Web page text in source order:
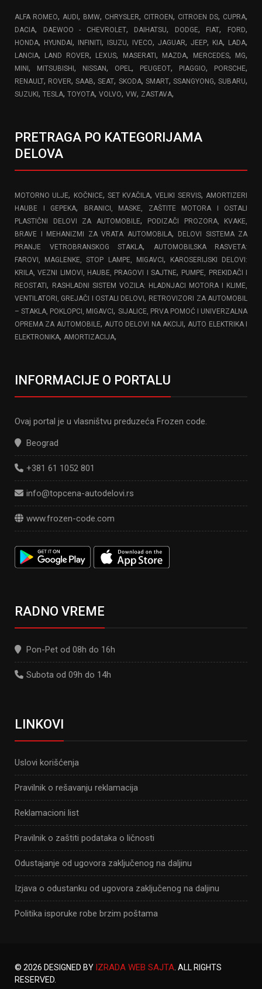
ALFA ROMEO, AUDI, BMW, CHRYSLER, CITROEN, CITROEN DS, CUPRA,
DACIA, DAEWOO - CHEVROLET, DAIHATSU, DODGE, FIAT, FORD,
HONDA, HYUNDAI, INFINITI, ISUZU, IVECO, JAGUAR, JEEP, KIA, LADA,
LANCIA, LAND ROVER, LEXUS, MASERATI, MAZDA, MERCEDES, MG,
MINI, MITSUBISHI, NISSAN, OPEL , PEUGEOT, PIAGGIO, PORSCHE,
RENAULT, ROVER,SAAB,SEAT, SKODA, SMART, SSANGYONG,SUBARU,
SUZUKI, TESLA, TOYOTA, VOLVO, VW, ZASTAVA,
PRETRAGA PO KATEGORIJAMA
DELOVA
MOTORNO ULJE, KOČNICE, SET KVAČILA,VELIKI SERVIS,AMORTIZERI
HAUBE I GEPEKA,
BRANICI, MASKE, ZAŠTITE MOTORA I OSTALI
PLASTIČNI DELOVI ZA AUTOMOBILE,
PODIZAČI PROZORA, KVAKE,
BRAVE I MEHANIZMI ZA VRATA AUTOMOBILA,
DELOVI SISTEMA ZA
PRANJE VETROBRANSKOG STAKLA,
AUTOMOBILSKA RASVETA:
FAROVI, MAGLENKE, STOP LAMPE, MIGAVCI,
KAROSERIJSKI DELOVI:
KRILA, VEZNI LIMOVI, HAUBE, PRAGOVI I SAJTNE, PUMPE, PREKIDAČI I
REOSTATI, RASHLADNI SISTEM VOZILA: HLADNJACI MOTORA I KLIME,
VENTILATORI, GREJAČI I OSTALI DELOVI, RETROVIZORI ZA AUTOMOBIL
– STAKLA, POKLOPCI, MIGAVCI, SIJALICE, PRVA POMOĆ I UNIVERZALNA
OPREMA ZA AUTOMOBILE,AUTO DELOVI NA AKCIJI,AUTO ELEKTRIKA I
ELEKTRONIKA, AMORTIZACIJA,
INFORMACIJE O PORTALU
Ovaj portal je u vlasništvu preduzeća Frozen code.
Beograd
+381 61 1052 801
info@topcena-autodelovi.rs
www.frozen-code.com
RADNO VREME
Pon-Pet od 08h do 16h
Subota od 09h do 14h
LINKOVI
Uslovi korišćenja
Pravilnik o rešavanju reklamacija
Reklamacioni list
Pravilnik o zaštiti podataka o ličnosti
Odustajanje od ugovora zaključenog na daljinu
Izjava o odustanku od ugovora zaključenog na daljinu
Politika isporuke robe brzim poštama
© 2026 DESIGNED BY IZRADA WEB SAJTA . ALL RIGHTS
RESERVED.